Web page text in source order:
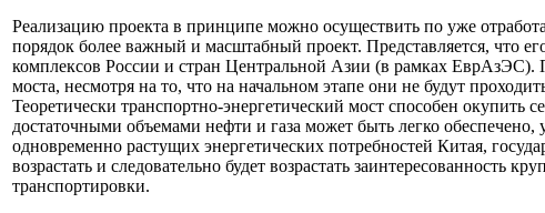
Реализацию проекта в принципе можно осуществить по уже
порядок более важный и масштабный проект. Представляется, что
комплексов России и стран Центральной Азии (в рамках ЕврАзЭС).
моста, несмотря на то, что на начальном этапе они не будут
Теоретически транспортно-энергетический мост способен
достаточными объемами нефти и газа может быть легко
одновременно растущих энергетических потребностей Китая,
возрастать и следовательно будет возрастать
транспортировки.